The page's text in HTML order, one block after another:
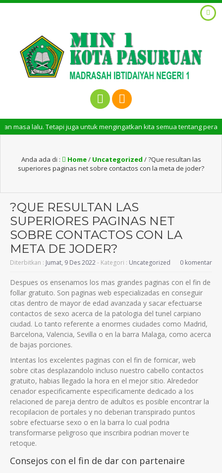
juga untuk mengingatkan kita semua tentang peran penting
Anda ada di : Home/ Uncategorized /?Que resultan las
superiores paginas net sobre contactos con la meta de joder?
?QUE RESULTAN LAS
SUPERIORES PAGINAS NET
SOBRE CONTACTOS CON LA
META DE JODER?
Diterbitkan : Jumat, 9 Des 2022- Kategori : Uncategorized 0 komentar
Despues os ensenamos los mas grandes paginas con el fin de
follar gratuito. Son paginas web especializadas en conseguir
citas dentro de mayor de edad avanzada y sacar efectuarse
contactos de sexo acerca de la patologi­a del tunel carpiano
ciudad. Lo tanto referente a enormes ciudades como Madrid,
Barcelona, Valencia, Sevilla o en la barra Malaga, como acerca
de bajas porciones.
Intentas los excelentes paginas con el fin de fornicar, web
sobre citas desplazandolo incluso nuestro cabello contactos
gratuito, habias llegado la hora en el mejor sitio. Alrededor
cenador especificamente especificamente dedicado a los
relacioned de pareja dentro de adultos es posible encontrar la
recopilacion de portales y no deberian transpirado puntos
sobre efectuarse sexo o en la barra lo cual podri­a
transformarse peligroso que inscribira podri­an mover te
retoque.
Consejos con el fin de dar con partenaire